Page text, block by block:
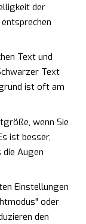
der
Text und
Text
ist oft am
wenn Sie
ist besser,
Augen
Einstellungen
oder
den